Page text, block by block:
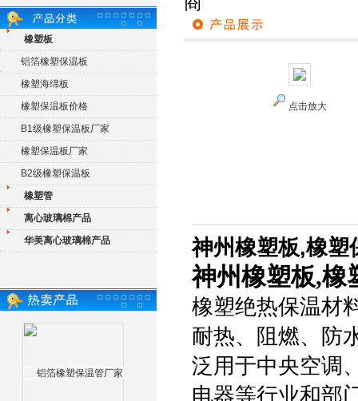
橡塑板
铝箔橡塑保温板
橡塑海绵板
橡塑保温板价格
B1级橡塑保温板厂家
橡塑保温板厂家
B2级橡塑保温板
橡塑管
离心玻璃棉产品
华美离心玻璃棉产品
点击放大
神州橡塑板,橡塑
神州橡塑板,橡
橡塑绝热保温材
耐热、阻燃、防
泛用于中央空调
电器等行业和部